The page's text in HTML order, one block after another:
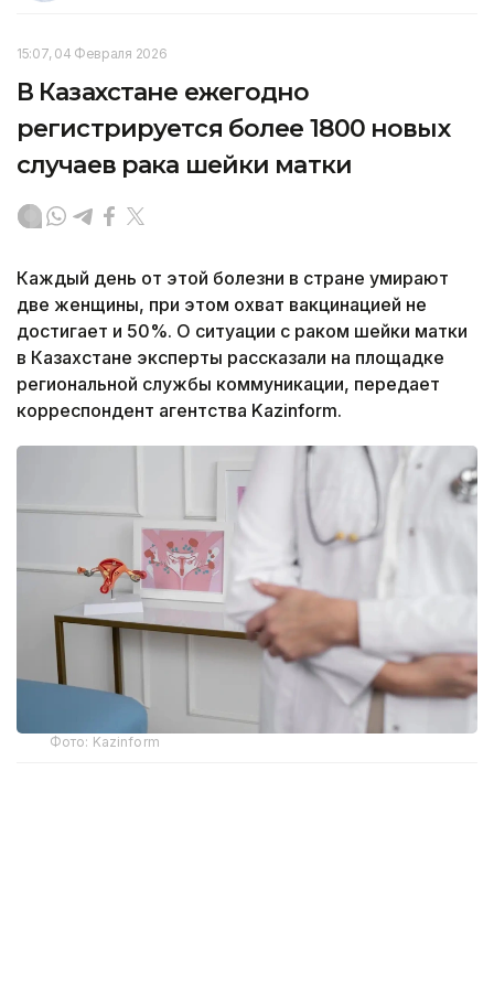
15:07, 04 Февраля 2026
В Казахстане ежегодно
регистрируется более 1800 новых
случаев рака шейки матки
Каждый день от этой болезни в стране умирают
две женщины, при этом охват вакцинацией не
достигает и 50%. О ситуации с раком шейки матки
в Казахстане эксперты рассказали на площадке
региональной службы коммуникации, передает
корреспондент агентства Kazinform.
Фото: Kazinform